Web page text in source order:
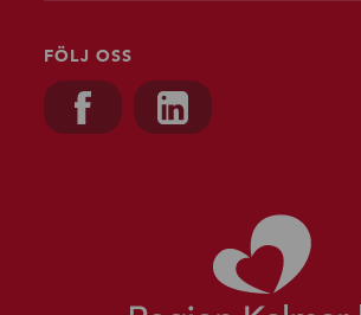
FÖLJ OSS
Besök oss på, Facebook
Besök oss på, Linkedin